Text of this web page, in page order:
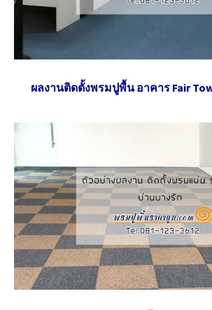
ผลงานติดตั้งพรมปูพื้น อาคาร Fair